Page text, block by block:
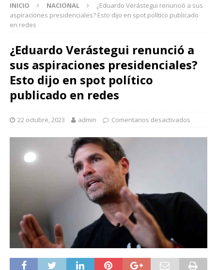
INICIO NACIONAL
¿Eduardo Verástegui renunció a sus
aspiraciones presidenciales? Esto dijo en spot político publicado
en redes
¿Eduardo Verástegui renunció a
sus aspiraciones presidenciales?
Esto dijo en spot político
publicado en redes
22 octubre, 2023 admin Comentarios desactivados